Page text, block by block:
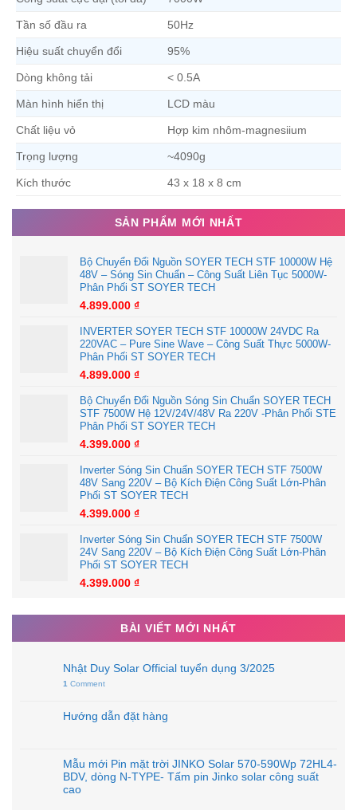
Công ty TNHH MTV Thương mại Điện tử Nhật Duy
☎ Hotline:0914.482.135
📍 Địa chỉ:
104 Phạm Văn Đồng, Thị Trấn Sông Vệ,
Huyện Tư Nghĩa, Tỉnh Quảng Ngãi
📧 Email: nhatduycompany104@gmail.com
Tư vấn bán hàng 2:
Tư vấn bán hàng 3:
0396.773.163
Tư vấn bán hàng 4:0377.681.074
Tư vấn cho Đại Lý:0914.482.135-0392.983.490
0989.985.359
Tần số đầu ra 50Hz
Hiệu suất chuyển đổi 95%
Dòng không tải < 0.5A
Màn hình hiển thị LCD màu
Chất liệu vỏ Hợp kim nhôm-magnesiium
Trọng lượng ~4090g
Kích thước 43 x 18 x 8 cm
SẢN PHẨM MỚI NHẤT
Bộ Chuyển Đổi Nguồn SOYER TECH STF 10000W Hệ
48V – Sóng Sin Chuẩn – Công Suất Liên Tục 5000W-
Phân Phối ST SOYER TECH
4.899.000 ₫
INVERTER SOYER TECH STF 10000W 24VDC Ra
220VAC – Pure Sine Wave – Công Suất Thực 5000W-
Phân Phối ST SOYER TECH
4.899.000 ₫
Bộ Chuyển Đổi Nguồn Sóng Sin Chuẩn SOYER TECH
STF 7500W Hệ 12V/24V/48V Ra 220V -Phân Phối STE
Phân Phối ST SOYER TECH
4.399.000 ₫
Inverter Sóng Sin Chuẩn SOYER TECH STF 7500W
48V Sang 220V – Bộ Kích Điện Công Suất Lớn-Phân
Phối ST SOYER TECH
4.399.000 ₫
Inverter Sóng Sin Chuẩn SOYER TECH STF 7500W
24V Sang 220V – Bộ Kích Điện Công Suất Lớn-Phân
Phối ST SOYER TECH
4.399.000 ₫
BÀI VIẾT MỚI NHẤT
Nhật Duy Solar Official tuyển dụng 3/2025
1 Comment
Hướng dẫn đặt hàng
Mẫu mới Pin mặt trời JINKO Solar 570-590Wp 72HL4-
BDV, dòng N-TYPE- Tấm pin Jinko solar công suất
cao